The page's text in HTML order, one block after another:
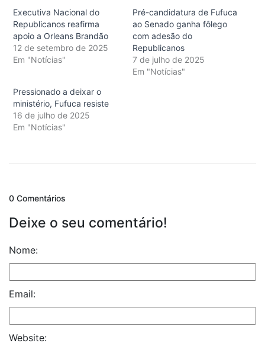
Executiva Nacional do
Republicanos reafirma
apoio a Orleans Brandão
12 de setembro de 2025
Em "Notícias"
Pré-candidatura de Fufuca
ao Senado ganha fôlego
com adesão do
Republicanos
7 de julho de 2025
Em "Notícias"
Pressionado a deixar o
ministério, Fufuca resiste
16 de julho de 2025
Em "Notícias"
0 Comentários
Deixe o seu comentário!
Nome:
Email:
Website: